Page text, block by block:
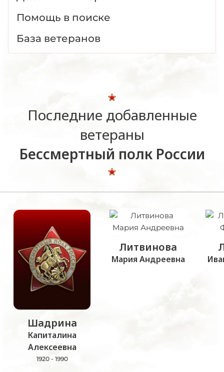
Помощь в поиске
База ветеранов
Последние добавленные
ветераны
Бессмертный полк России
Шадрина
Капиталина
Алексеевна
1920 - 1990
Литвинова
Мария Андреевна